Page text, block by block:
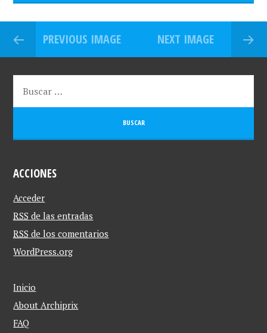
PREVIOUS IMAGE NEXT IMAGE
ACCIONES
Acceder
RSS de las entradas
RSS de los comentarios
WordPress.org
Inicio
About Archiprix
FAQ